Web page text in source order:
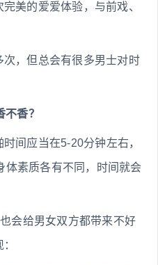
美的爱爱体验，与前戏、
，但总会有很多男士对时
香？
间应当在5-20分钟左右，
体素质各有不同，时间就会
会给男女双方都带来不好